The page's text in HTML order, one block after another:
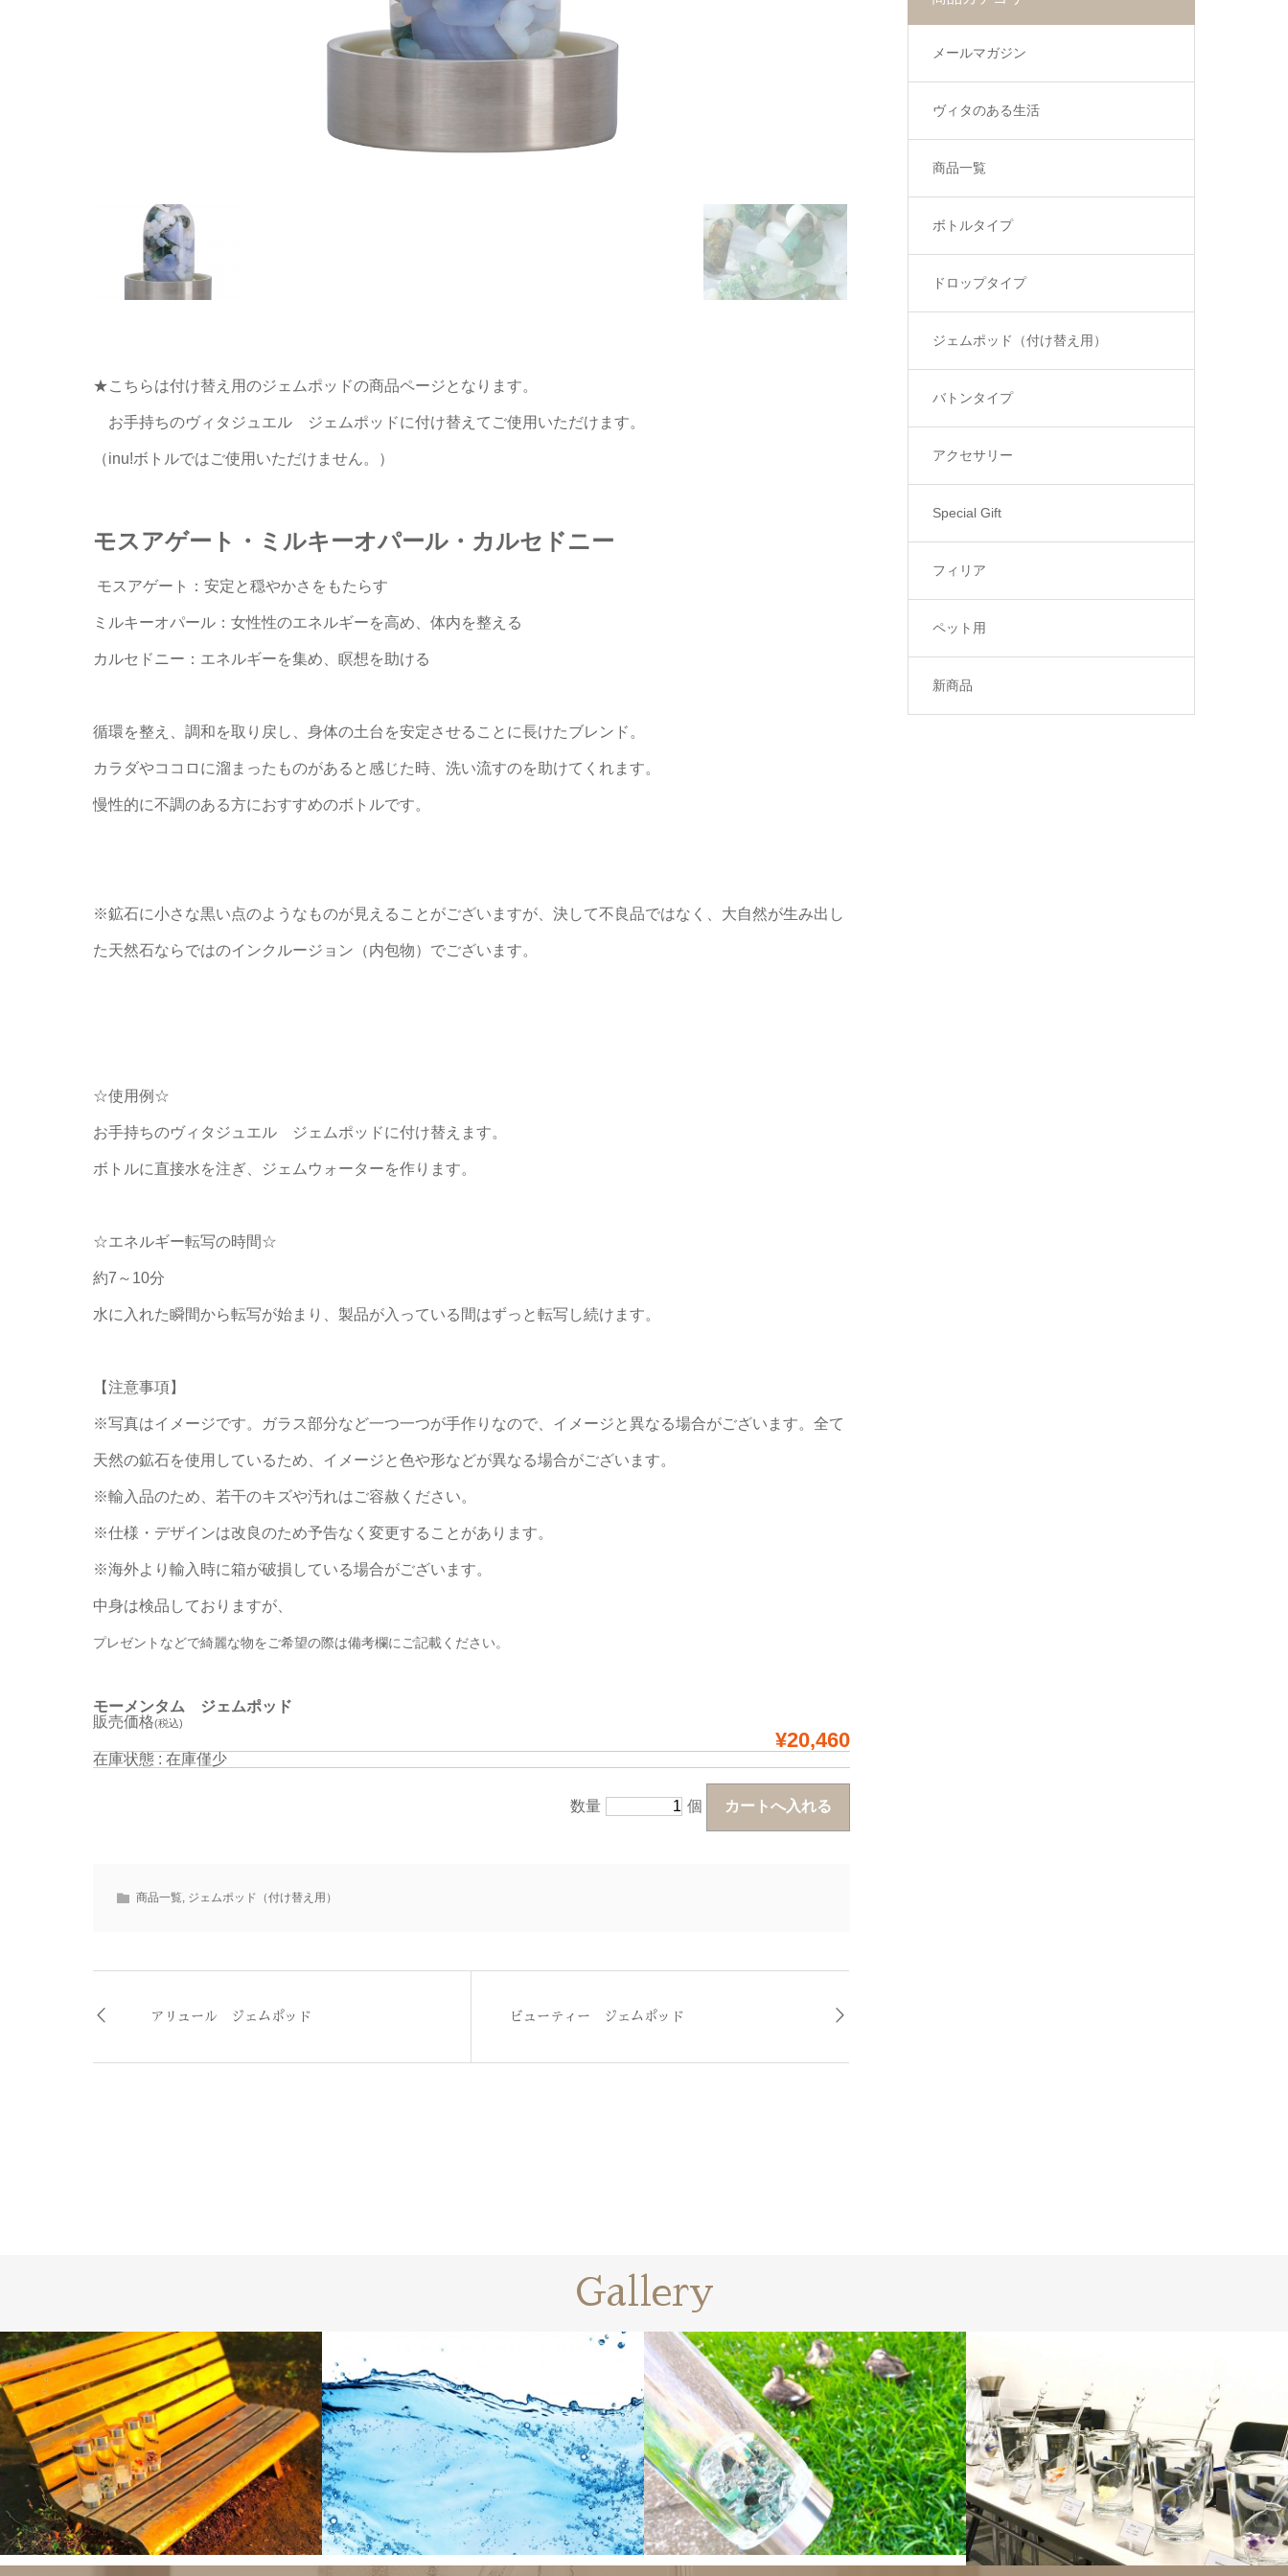
★こちらは付け替え用のジェムポッドの商品ページとなります。
お手持ちのヴィタジュエル ジェムポッドに付け替えてご使用いただけます。
（inu!ボトルではご使用いただけません。）
モスアゲート・ミルキーオパール・カルセドニー
モスアゲート：安定と穏やかさをもたらす
ミルキーオパール：女性性のエネルギーを高め、体内を整える
カルセドニー：エネルギーを集め、瞑想を助ける
循環を整え、調和を取り戻し、身体の土台を安定させることに長けたブレンド。
カラダやココロに溜まったものがあると感じた時、洗い流すのを助けてくれます。
慢性的に不調のある方におすすめのボトルです。
※鉱石に小さな黒い点のようなものが見えることがございますが、決して不良品ではなく、大自然が生み出し
た天然石ならではのインクルージョン（内包物）でございます。
☆使用例☆
お手持ちのヴィタジュエル ジェムポッドに付け替えます。
ボトルに直接水を注ぎ、ジェムウォーターを作ります。
☆エネルギー転写の時間☆
約7～10分
水に入れた瞬間から転写が始まり、製品が入っている間はずっと転写し続けます。
【注意事項】
※写真はイメージです。ガラス部分など一つ一つが手作りなので、イメージと異なる場合がございます。全て
天然の鉱石を使用しているため、イメージと色や形などが異なる場合がございます。
※輸入品のため、若干のキズや汚れはご容赦ください。
※仕様・デザインは改良のため予告なく変更することがあります。
※海外より輸入時に箱が破損している場合がございます。
中身は検品しておりますが、
プレゼントなどで綺麗な物をご希望の際は備考欄にご記載ください。
モーメンタム ジェムポッド
販売価格(税込)
¥20,460
在庫状態 : 在庫僅少
数量 個
商品一覧, ジェムポッド（付け替え用）
アリュール ジェムポッド ビューティー ジェムポッド
メールマガジン
ヴィタのある生活
商品一覧
ボトルタイプ
ドロップタイプ
ジェムポッド（付け替え用）
バトンタイプ
アクセサリー
Special Gift
フィリア
ペット用
新商品
Gallery
ヴィタのある生活 イベント ヴィタのある生活